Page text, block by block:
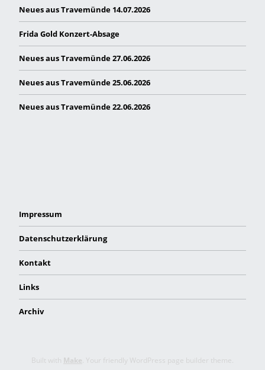
Neues aus Travemünde 14.07.2026
Frida Gold Konzert-Absage
Neues aus Travemünde 27.06.2026
Neues aus Travemünde 25.06.2026
Neues aus Travemünde 22.06.2026
Impressum
Datenschutzerklärung
Kontakt
Links
Archiv
Built with Make. Your friendly WordPress page builder theme.